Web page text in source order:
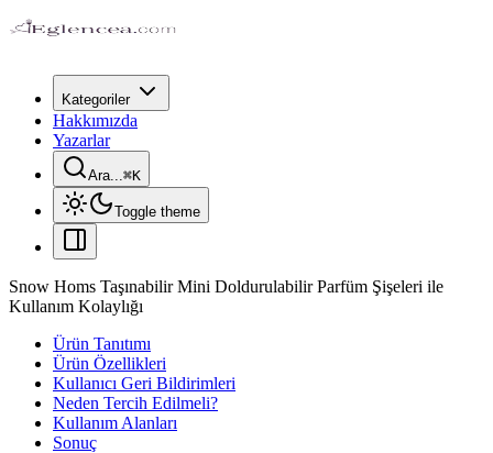
Kategoriler
Hakkımızda
Yazarlar
Ara...⌘K
Toggle theme
Snow Homs Taşınabilir Mini Doldurulabilir Parfüm Şişeleri ile
Kullanım Kolaylığı
Ürün Tanıtımı
Ürün Özellikleri
Kullanıcı Geri Bildirimleri
Neden Tercih Edilmeli?
Kullanım Alanları
Sonuç